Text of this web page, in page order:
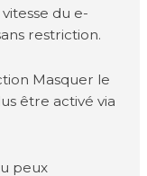
du e-
restriction.
Masquer le
être activé via
peux